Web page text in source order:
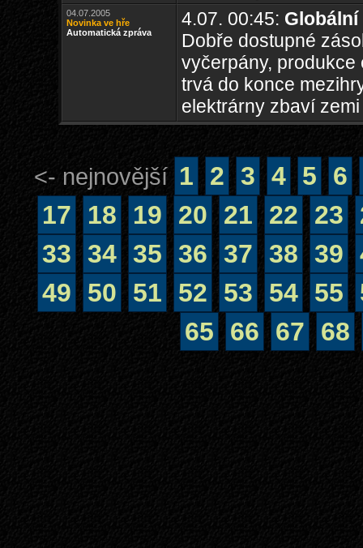
04.07.2005
Novinka ve hře
Automatická zpráva
4.07. 00:45:
Dobře dostupné
vyčerpány,
trvá do konce
elektrárny zbaví
<- nejnovější 1 2 3 4 5
6
17
18 19 20 21 22 23
33 34 35 36 37 38 39
49
50 51 52 53 54 55
65
66 67 68